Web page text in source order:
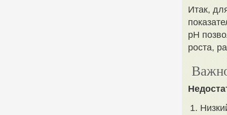
Итак,
pH
роста,